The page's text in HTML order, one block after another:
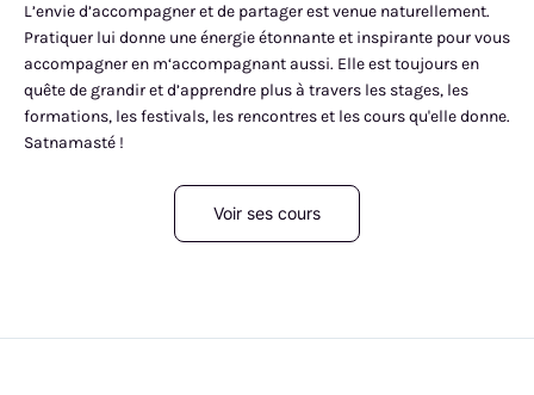
L’envie d’accompagner et de partager est venue naturellement.
Pratiquer lui donne une énergie étonnante et inspirante pour vous
accompagner en m‘accompagnant aussi. Elle est toujours en
quête de grandir et d’apprendre plus à travers les stages, les
formations, les festivals, les rencontres et les cours qu'elle donne.
Satnamasté !
Voir ses cours